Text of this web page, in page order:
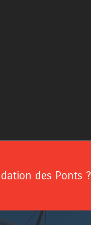
des Ponts ?